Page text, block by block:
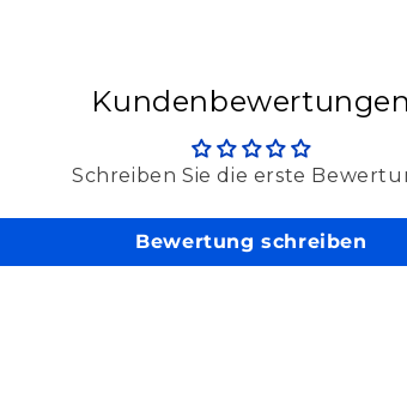
Kundenbewertungen
Schreiben Sie die erste
Bewertung schreiben